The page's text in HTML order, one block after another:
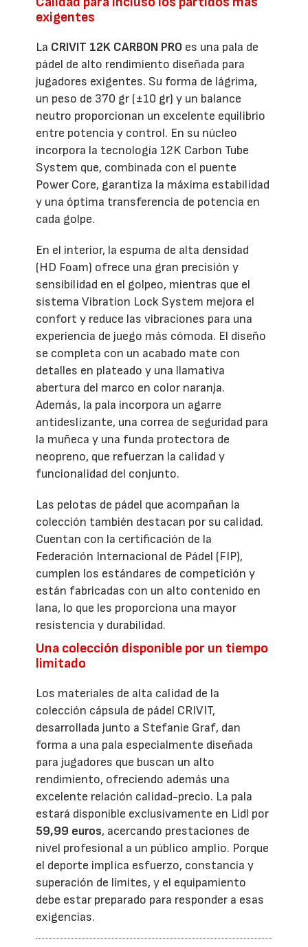
exigentes
La CRIVIT 12K CARBON PRO es una pala de
pádel de alto rendimiento diseñada para
jugadores exigentes. Su forma de lágrima,
un peso de 370 gr (±10 gr) y un balance
neutro proporcionan un excelente equilibrio
entre potencia y control. En su núcleo
incorpora la tecnología 12K Carbon Tube
System que, combinada con el puente
Power Core, garantiza la máxima estabilidad
y una óptima transferencia de potencia en
cada golpe.
En el interior, la espuma de alta densidad
(HD Foam) ofrece una gran precisión y
sensibilidad en el golpeo, mientras que el
sistema Vibration Lock System mejora el
confort y reduce las vibraciones para una
experiencia de juego más cómoda. El diseño
se completa con un acabado mate con
detalles en plateado y una llamativa
abertura del marco en color naranja.
Además, la pala incorpora un agarre
antideslizante, una correa de seguridad para
la muñeca y una funda protectora de
neopreno, que refuerzan la calidad y
funcionalidad del conjunto.
Las pelotas de pádel que acompañan la
colección también destacan por su calidad.
Cuentan con la certificación de la
Federación Internacional de Pádel (FIP),
cumplen los estándares de competición y
están fabricadas con un alto contenido en
lana, lo que les proporciona una mayor
resistencia y durabilidad.
Una colección disponible por un tiempo
limitado
Los materiales de alta calidad de la
colección cápsula de pádel CRIVIT,
desarrollada junto a Stefanie Graf, dan
forma a una pala especialmente diseñada
para jugadores que buscan un alto
rendimiento, ofreciendo además una
excelente relación calidad-precio. La pala
estará disponible exclusivamente en Lidl por
59,99 euros, acercando prestaciones de
nivel profesional a un público amplio. Porque
el deporte implica esfuerzo, constancia y
superación de límites, y el equipamiento
debe estar preparado para responder a esas
exigencias.